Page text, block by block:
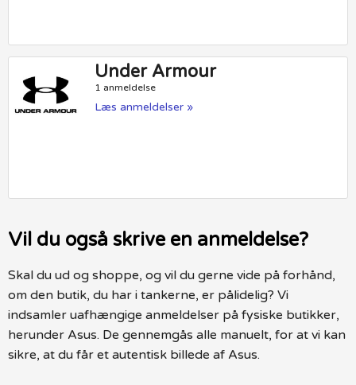
Under Armour
1 anmeldelse
Læs anmeldelser »
Vil du også skrive en anmeldelse?
Skal du ud og shoppe, og vil du gerne vide på forhånd,
om den butik, du har i tankerne, er pålidelig? Vi
indsamler uafhængige anmeldelser på fysiske butikker,
herunder Asus. De gennemgås alle manuelt, for at vi kan
sikre, at du får et autentisk billede af Asus.